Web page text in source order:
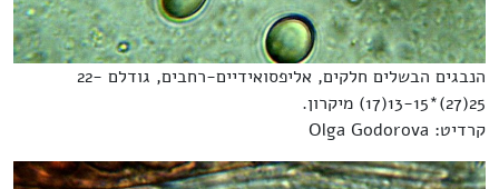
הנבגים הבשלים חלקים, אליפסואידיים-רחבים, גודלם 22-
25(27)*13-15(17) מיקרון.
קרדיט: Olga Godorova